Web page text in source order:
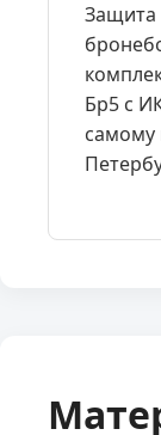
Защита
Бр5 с
самому